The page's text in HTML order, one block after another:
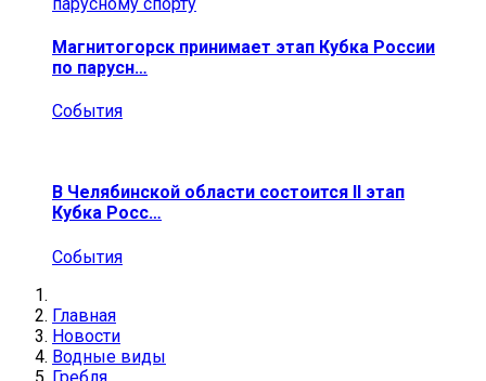
Магнитогорск принимает этап Кубка России
по парусн…
События
В Челябинской области состоится II этап
Кубка Росс…
События
Главная
Новости
Водные виды